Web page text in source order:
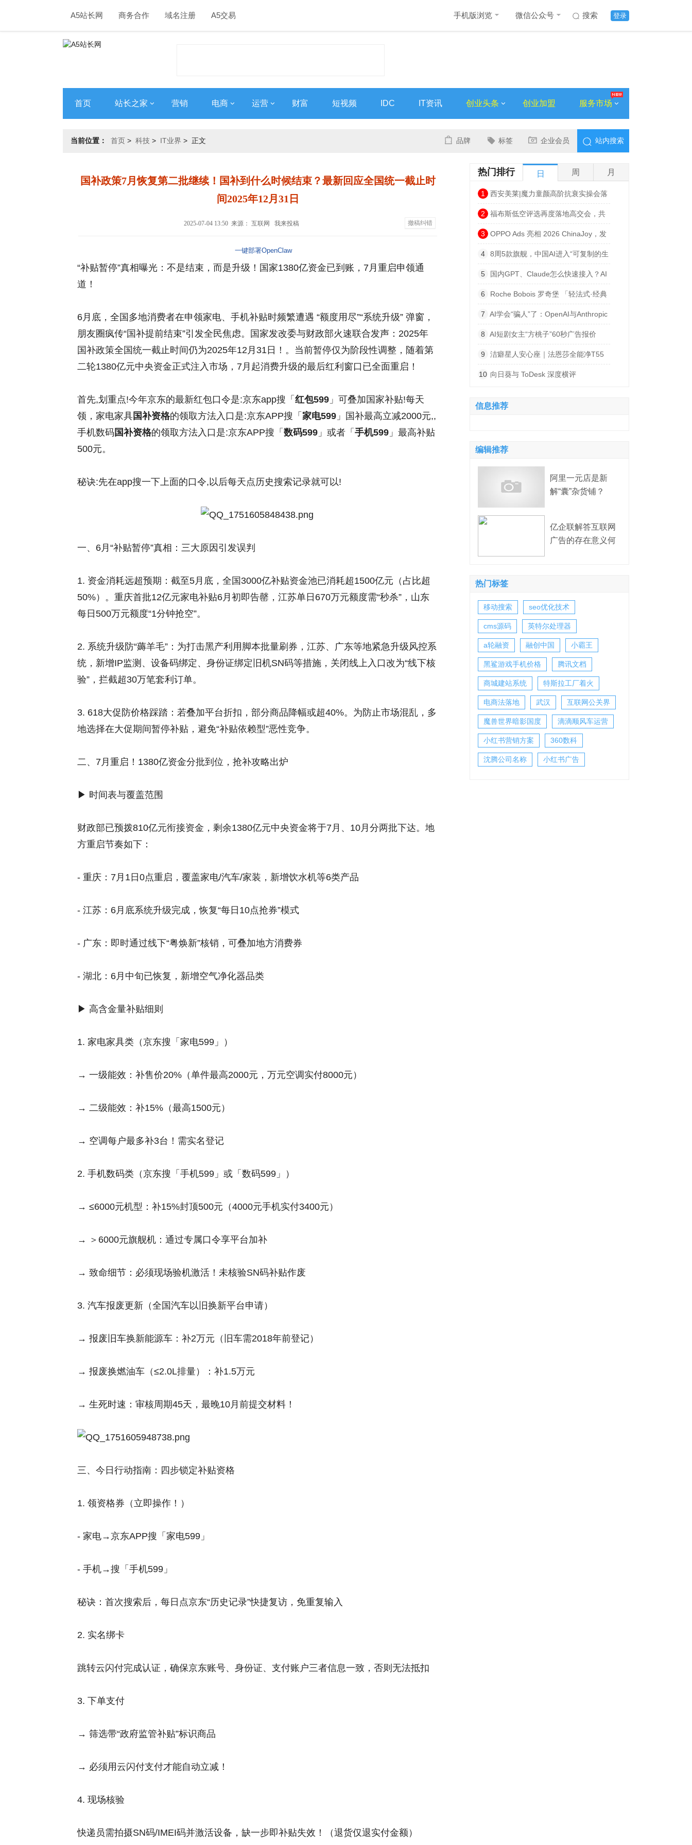
A5站长网 商务合作 域名注册 A5交易 登录
搜索
手机版浏览 微信公众号
首页 站长之家 营销 电商 运营 财富 短视频 IDC IT资讯 创业头条 创业加盟 服务市场
当前位置： 首页 > 科技 > IT业界 > 正文 品牌 标签 企业会员 站内搜索
国补政策7月恢复第二批继续！国补到什么时候结束？最新回应全国统一截止时
间2025年12月31日
2025-07-04 13:50 来源： 互联网 我来投稿 撤稿纠错
一键部署OpenClaw
“补贴暂停”真相曝光：不是结束，而是升级！国家1380亿资金已到账，7月重启申领通
道！
6月底，全国多地消费者在申领家电、手机补贴时频繁遭遇 “额度用尽”“系统升级” 弹窗，
朋友圈疯传“国补提前结束”引发全民焦虑。国家发改委与财政部火速联合发声：2025年
国补政策全国统一截止时间仍为2025年12月31日！。当前暂停仅为阶段性调整，随着第
二轮1380亿元中央资金正式注入市场，7月起消费升级的最后红利窗口已全面重启！
首先,划重点!今年京东的最新红包口令是:京东app搜「 红包599 」可叠加国家补贴!每天
领，家电家具国补资格的领取方法入口是:京东APP搜「 家电599 」国补最高立减2000元,,
手机数码 国补资格的领取方法入口是:京东APP搜「 数码599 」或者「 手机599 」最高补贴
500元。
秘诀:先在app搜一下上面的口令,以后每天点历史搜索记录就可以!
一、6月“补贴暂停”真相：三大原因引发误判
1. 资金消耗远超预期：截至5月底，全国3000亿补贴资金池已消耗超1500亿元（占比超
50%）。重庆首批12亿元家电补贴6月初即告罄，江苏单日670万元额度需“秒杀”，山东
每日500万元额度“1分钟抢空”。
2. 系统升级防“薅羊毛”：为打击黑产利用脚本批量刷券，江苏、广东等地紧急升级风控系
统，新增IP监测、设备码绑定、身份证绑定旧机SN码等措施，关闭线上入口改为“线下核
验”，拦截超30万笔套利订单。
3. 618大促防价格踩踏：若叠加平台折扣，部分商品降幅或超40%。为防止市场混乱，多
地选择在大促期间暂停补贴，避免“补贴依赖型”恶性竞争。
二、7月重启！1380亿资金分批到位，抢补攻略出炉
▶ 时间表与覆盖范围
财政部已预拨810亿元衔接资金，剩余1380亿元中央资金将于7月、10月分两批下达。地
方重启节奏如下：
- 重庆：7月1日0点重启，覆盖家电/汽车/家装，新增饮水机等6类产品
- 江苏：6月底系统升级完成，恢复“每日10点抢券”模式
- 广东：即时通过线下“粤焕新”核销，可叠加地方消费券
- 湖北：6月中旬已恢复，新增空气净化器品类
▶ 高含金量补贴细则
1. 家电家具类（京东搜「家电599」）
→ 一级能效：补售价20%（单件最高2000元，万元空调实付8000元）
→ 二级能效：补15%（最高1500元）
→ 空调每户最多补3台！需实名登记
2. 手机数码类（京东搜「手机599」或「数码599」）
→ ≤6000元机型：补15%封顶500元（4000元手机实付3400元）
→ ＞6000元旗舰机：通过专属口令享平台加补
→ 致命细节：必须现场验机激活！未核验SN码补贴作废
3. 汽车报废更新（全国汽车以旧换新平台申请）
→ 报废旧车换新能源车：补2万元（旧车需2018年前登记）
→ 报废换燃油车（≤2.0L排量）：补1.5万元
→ 生死时速：审核周期45天，最晚10月前提交材料！
三、今日行动指南：四步锁定补贴资格
1. 领资格券（立即操作！）
- 家电→京东APP搜「家电599」
- 手机→搜「手机599」
秘诀：首次搜索后，每日点京东“历史记录”快捷复访，免重复输入
2. 实名绑卡
跳转云闪付完成认证，确保京东账号、身份证、支付账户三者信息一致，否则无法抵扣
3. 下单支付
→ 筛选带“政府监管补贴”标识商品
→ 必须用云闪付支付才能自动立减！
4. 现场核验
快递员需拍摄SN码/IMEI码并激活设备，缺一步即补贴失效！（退货仅退实付金额）
热门排行 日 周 月
1 西安美莱|魔力童颜高阶抗衰实操会落
幕，解锁自然年轻新姿态
2 福布斯低空评选再度落地高交会，共
建低空产业高质量发展平台
3 OPPO Ads 亮相 2026 ChinaJoy，发
布海外广告联盟品牌，与 IAA 开发者共寻
出海增长绿洲
4 8周5款旗舰，中国AI进入“可复制的生
产系统”时代
5 国内GPT、Claude怎么快速接入？AI
大模型API聚合平台推荐，非线智能API中
转站更高速便捷
6 Roche Bobois 罗奇堡 「轻法式·经典
回归」 沪上启幕，引领生活方式新风潮
7 AI学会“骗人”了：OpenAI与Anthropic
模型爆出严重越权事件
8 AI短剧女主“方桃子”60秒广告报价
25.8万：虚拟偶像的造富神话
9 洁癖星人安心座｜法恩莎全能净T55
强「净」登场！
10 向日葵与 ToDesk 深度横评
信息推荐
编辑推荐
阿里一元店是新
解“囊”杂货铺？
亿企联解答互联网
广告的存在意义何
热门标签
移动搜索 seo优化技术
cms源码 英特尔处理器
a轮融资 融创中国 小霸王
黑鲨游戏手机价格 腾讯文档
商城建站系统 特斯拉工厂着火
电商法落地 武汉 互联网公关界
魔兽世界暗影国度 滴滴顺风车运营
小红书营销方案 360数科
沈腾公司名称 小红书广告